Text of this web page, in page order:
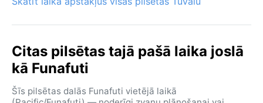
Citas pilsētas tajā pašā laika joslā
kā Funafuti
Šīs pilsētas dalās Funafuti vietējā laikā